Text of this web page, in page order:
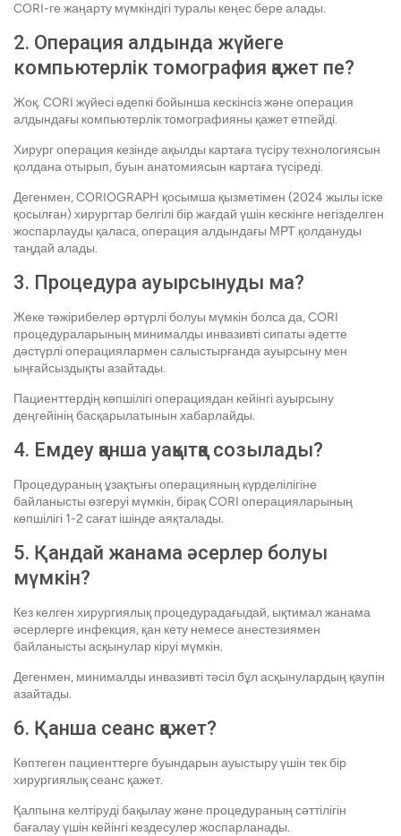
CORI-ге жаңарту мүмкіндігі туралы кеңес бере алады.
2. Операция алдында жүйеге
компьютерлік томография қажет пе?
Жоқ. CORI жүйесі әдепкі бойынша кескінсіз және операция
алдындағы компьютерлік томографияны қажет етпейді.
Хирург операция кезінде ақылды картаға түсіру технологиясын
қолдана отырып, буын анатомиясын картаға түсіреді.
Дегенмен, CORIOGRAPH қосымша қызметімен (2024 жылы іске
қосылған) хирургтар белгілі бір жағдай үшін кескінге негізделген
жоспарлауды қаласа, операция алдындағы МРТ қолдануды
таңдай алады.
3. Процедура ауырсынуды ма?
Жеке тәжірибелер әртүрлі болуы мүмкін болса да, CORI
процедураларының минималды инвазивті сипаты әдетте
дәстүрлі операциялармен салыстырғанда ауырсыну мен
ыңғайсыздықты азайтады.
Пациенттердің көпшілігі операциядан кейінгі ауырсыну
деңгейінің басқарылатынын хабарлайды.
4. Емдеу қанша уақытқа созылады?
Процедураның ұзақтығы операцияның күрделілігіне
байланысты өзгеруі мүмкін, бірақ CORI операцияларының
көпшілігі 1-2 сағат ішінде аяқталады.
5. Қандай жанама әсерлер болуы
мүмкін?
Кез келген хирургиялық процедурадағыдай, ықтимал жанама
әсерлерге инфекция, қан кету немесе анестезиямен
байланысты асқынулар кіруі мүмкін.
Дегенмен, минималды инвазивті тәсіл бұл асқынулардың қаупін
азайтады.
6. Қанша сеанс қажет?
Көптеген пациенттерге буындарын ауыстыру үшін тек бір
хирургиялық сеанс қажет.
Қалпына келтіруді бақылау және процедураның сәттілігін
бағалау үшін кейінгі кездесулер жоспарланады.